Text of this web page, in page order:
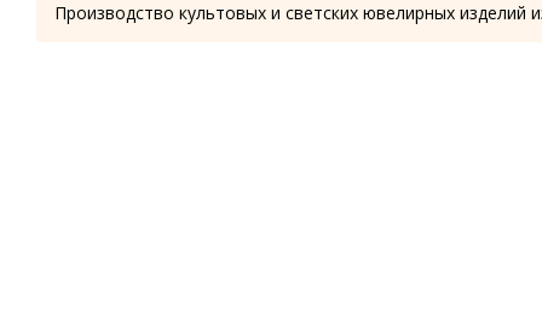
Производство культовых и светских ювелирных изделий